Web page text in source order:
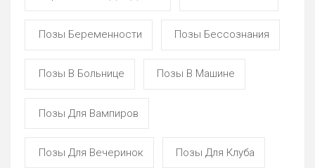
Позы Беременности Позы Бессознания
Позы В Больнице Позы В Машине
Позы Для Вампиров
Позы Для Вечеринок Позы Для Клуба